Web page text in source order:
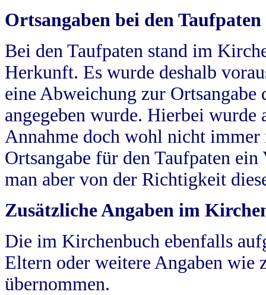
Ortsangaben bei den Taufpaten
Bei den Taufpaten stand im
Herkunft. Es wurde deshalb
eine Abweichung zur
angegeben wurde. Hierbei wurde
Annahme doch wohl nicht
Ortsangabe für den Taufpaten
man aber von der Richtigkeit
Zusätzliche Angaben im
Die im Kirchenbuch ebenfalls
Eltern oder weitere Angaben wie
übernommen.